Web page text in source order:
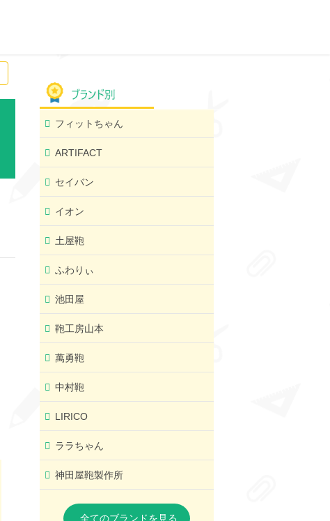
フィットちゃん
ARTIFACT
セイバン
イオン
土屋鞄
ふわりぃ
池田屋
鞄工房山本
萬勇鞄
中村鞄
LIRICO
ララちゃん
神田屋鞄製作所
全てのブランドを見る